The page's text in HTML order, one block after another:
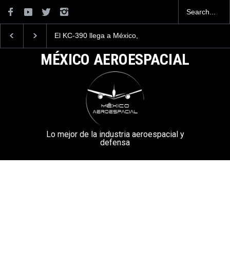
El KC-390 llega a México,
con México
MÉXICO gana el 1er Lugar
FUERZAS COMANDO 2024
MÉXICO AEROESPACIAL
Lo mejor de la industria aeroespacial y
defensa